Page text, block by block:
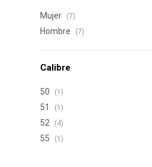
Mujer (7)
Hombre (7)
Calibre
50 (1)
51 (1)
52 (4)
55 (1)